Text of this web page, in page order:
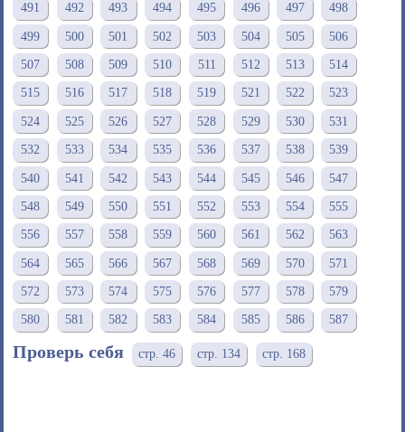
491 492 493 494 495 496 497 498
499 500 501 502 503 504 505 506
507 508 509 510 511 512 513 514
515 516 517 518 519 521 522 523
524 525 526 527 528 529 530 531
532 533 534 535 536 537 538 539
540 541 542 543 544 545 546 547
548 549 550 551 552 553 554 555
556 557 558 559 560 561 562 563
564 565 566 567 568 569 570 571
572 573 574 575 576 577 578 579
580 581 582 583 584 585 586 587
Проверь себя стр. 46 стр. 134 стр. 168